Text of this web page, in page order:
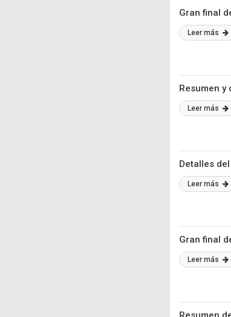
Gran final
Leer más
Resumen
Leer más
Detalles
Leer más
Gran final
Leer más